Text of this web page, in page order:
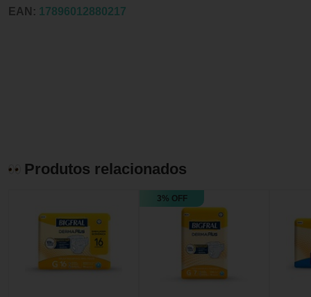
EAN: 17896012880217
Produtos relacionados
3% OFF